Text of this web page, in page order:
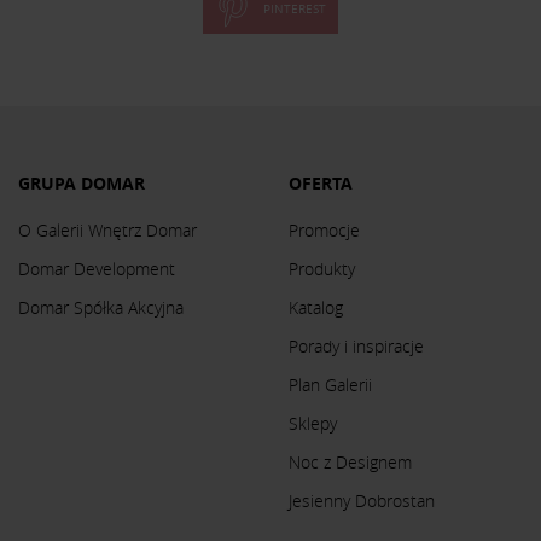
PINTEREST
GRUPA DOMAR
O Galerii Wnętrz Domar
Domar Development
Domar Spółka Akcyjna
OFERTA
Promocje
Produkty
Katalog
Porady i inspiracje
Plan Galerii
Sklepy
Noc z Designem
Jesienny Dobrostan